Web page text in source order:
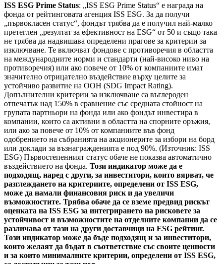
ISS ESG Prime Status: „ISS ESG Prime Status“ е награда на
фонда от рейтинговата агенция ISS ESG. За да получи
„първокласен статус“, фондът трябва да е получил най-малко
претеглен „резултат за ефективност на ESG“ от 50 и също така
не трябва да надвишава определени прагове за критерии за
изключване. Те включват фондове с противоречия в областта
на международните норми и стандарти (най-високо ниво на
противоречия) или ако повече от 10% от компаниите имат
значително отрицателно въздействие върху целите за
устойчиво развитие на ООН (SDG Impact Rating).
Допълнителни критерии за изключване са въглероден
отпечатък над 150% в сравнение със средната стойност на
групата партньори на фонда или ако фондът инвестира в
компании, които са активни в областта на спорните оръжия,
или ако за повече от 10% от компаниите във фонд
одобрението на събранията на акционерите за избори на борд
или доклади за възнагражденията е под 90%. (Източник: ISS
ESG) Първостепенният статус обаче не показва автоматично
въздействието на фонда. Този индикатор може да е
подходящ, наред с други, за инвеститори, които вярват, че
разглеждането на критериите, определени от ISS ESG,
може да намали финансовия риск и да увеличи
възможностите. Трябва обаче да се вземе предвид рискът
оценката на ISS ESG за интегрирането на рисковете за
устойчивост и възможностите на отделните компании да се
различава от тази на други доставчици на ESG рейтинг.
Този индикатор може да бъде подходящ и за инвеститори,
които желаят да бъдат в съответствие със своите ценности
и за които минималните критерии, определени от ISS ESG,